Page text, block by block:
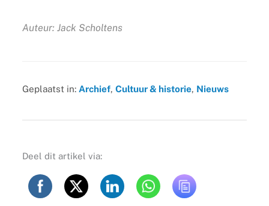
Auteur: Jack Scholtens
Geplaatst in: Archief, Cultuur & historie, Nieuws
Deel dit artikel via: